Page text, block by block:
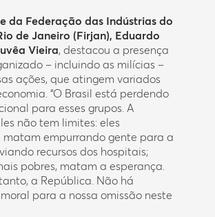
da Federação das Indústrias do
de Janeiro (Firjan), Eduardo
Vieira, destacou a presença
– incluindo as milícias –
ações, que atingem variados
“O Brasil está perdendo
para esses grupos. A
não tem limites: eles
matam empurrando gente para a
recursos dos hospitais;
pobres, matam a esperança.
a República. Não há
para a nossa omissão neste